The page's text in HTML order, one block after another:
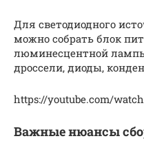
Для светодиодного
можно собрать блок
люминесцентной
дроссели, диоды,
https://youtube.com/
Важные нюансы